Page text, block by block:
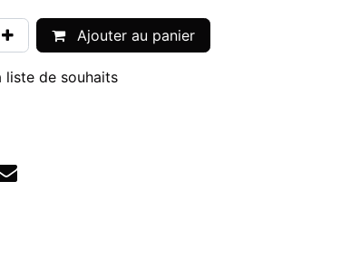
Ajouter au panier
liste de souhaits